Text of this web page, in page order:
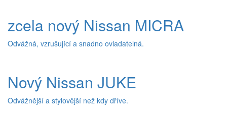
zcela nový Nissan MICRA
Odvážná, vzrušující a snadno ovladatelná.
Nový Nissan JUKE
Odvážnější a stylovější než kdy dříve.